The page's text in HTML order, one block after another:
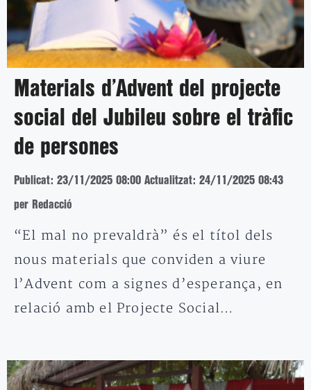
Materials d’Advent del projecte
social del Jubileu sobre el tràfic
de persones
Publicat: 23/11/2025 08:00 Actualitzat: 24/11/2025 08:43
per Redacció
“El mal no prevaldrà” és el títol dels
nous materials que conviden a viure
l’Advent com a signes d’esperança, en
relació amb el Projecte Social…